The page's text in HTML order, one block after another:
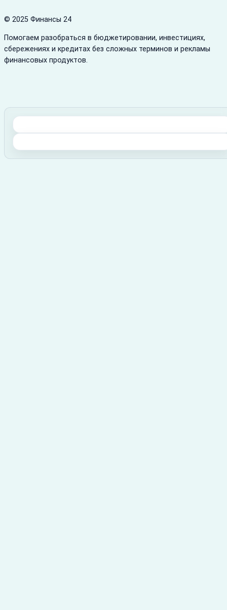
© 2025 Финансы 24
Помогаем разобраться в бюджетировании, инвестициях,
сбережениях и кредитах без сложных терминов и рекламы
финансовых продуктов.